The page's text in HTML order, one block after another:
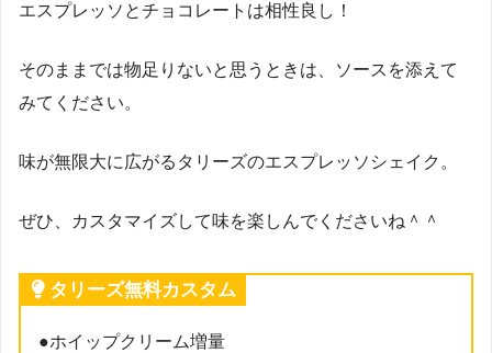
エスプレッソとチョコレートは相性良し！
そのままでは物足りないと思うときは、ソースを添えて
みてください。
味が無限大に広がるタリーズのエスプレッソシェイク。
ぜひ、カスタマイズして味を楽しんでくださいね＾＾
タリーズ無料カスタム
●ホイップクリーム増量